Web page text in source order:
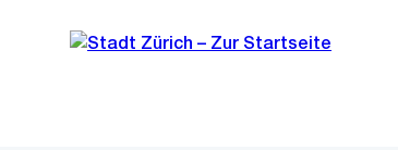
Navigation
Sprunglink